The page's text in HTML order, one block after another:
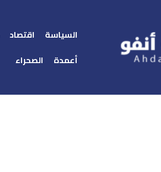
السياسة اقتصاد
أعمدة
الصحراء